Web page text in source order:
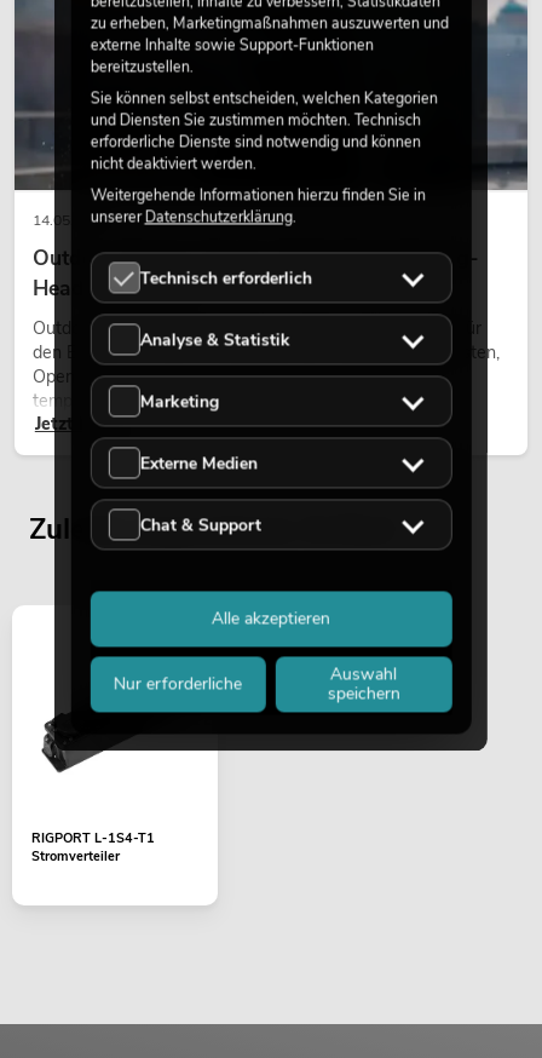
14.05.2026
Outdoor Moving-Heads: Wetterfeste Moving-
Heads bei Events
Outdoor Moving-Heads sind bewegliche Scheinwerfer für
den Einsatz im Freien. Sie werden bei Festivals, Stadtfesten,
Open-Air-Konzerten, Architekturinszenierungen und
temporären Außeninstallationen eingesetzt.
Jetzt lesen
Zuletzt angesehene Artikel
RIGPORT L-1S4-T1
Stromverteiler
zu erheben, Marketingmaßnahmen auszuwerten und
externe Inhalte sowie Support-Funktionen
bereitzustellen.
Sie können selbst entscheiden, welchen Kategorien
und Diensten Sie zustimmen möchten. Technisch
erforderliche Dienste sind notwendig und können
nicht deaktiviert werden.
Weitergehende Informationen hierzu finden Sie in
unsererDatenschutzerklärung.
Technisch erforderlich
Analyse & Statistik
Marketing
Externe Medien
Chat & Support
Nur erforderliche
Auswahl
speichern
Alle akzeptieren